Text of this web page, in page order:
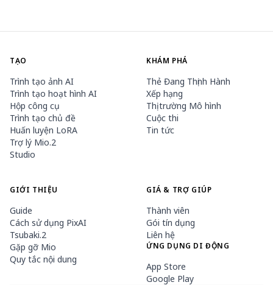
TẠO
Trình tạo ảnh AI
Trình tạo hoạt hình AI
Hộp công cụ
Trình tạo chủ đề
Huấn luyện LoRA
Trợ lý Mio.2
Studio
KHÁM PHÁ
Thẻ Đang Thịnh Hành
Xếp hạng
Thị trường Mô hình
Cuộc thi
Tin tức
GIỚI THIỆU
Guide
Cách sử dụng PixAI
Tsubaki.2
Gặp gỡ Mio
Quy tắc nội dung
GIÁ & TRỢ GIÚP
Thành viên
Gói tín dụng
Liên hệ
ỨNG DỤNG DI ĐỘNG
App Store
Google Play